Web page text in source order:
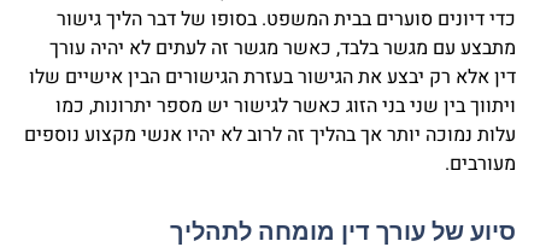
כדי דיונים סוערים בבית המשפט. בסופו של דבר הליך גישור
מתבצע עם מגשר בלבד, כאשר מגשר זה לעתים לא יהיה עורך
דין אלא רק יבצע את הגישור בעזרת הגישורים הבין אישיים שלו
ויתווך בין שני בני הזוג כאשר לגישור יש מספר יתרונות, כמו
עלות נמוכה יותר אך בהליך זה לרוב לא יהיו אנשי מקצוע נוספים
מעורבים.
סיוע של עורך דין מומחה לתהליך